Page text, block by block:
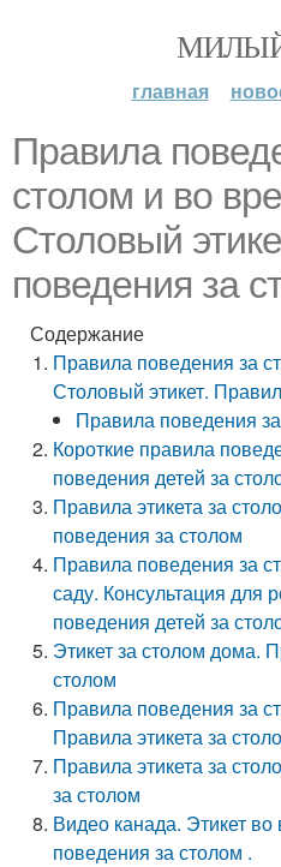
главная
Правила
столом и во
Столовый
поведения за
Содержание
Правила поведения за
Столовый этикет.
Правила поведения
Короткие правила
поведения детей за
Правила этикета за
поведения за столом
Правила поведения за
саду. Консультация для
поведения детей за
Этикет за столом дома.
столом
Правила поведения за
Правила этикета за
Правила этикета за
за столом
Видео канада. Этикет
поведения за столом .